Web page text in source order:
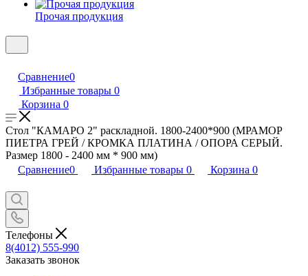
Прочая продукция
Сравнение0
Избранные товары 0
Корзина 0
Стол "КАМАРО 2" раскладной. 1800-2400*900 (МРАМОР
ПИЕТРА ГРЕЙ / КРОМКА ПЛАТИНА / ОПОРА СЕРЫЙ.
Размер 1800 - 2400 мм * 900 мм)
Сравнение0 Избранные товары 0 Корзина 0
Телефоны
8(4012) 555-990
Заказать звонок